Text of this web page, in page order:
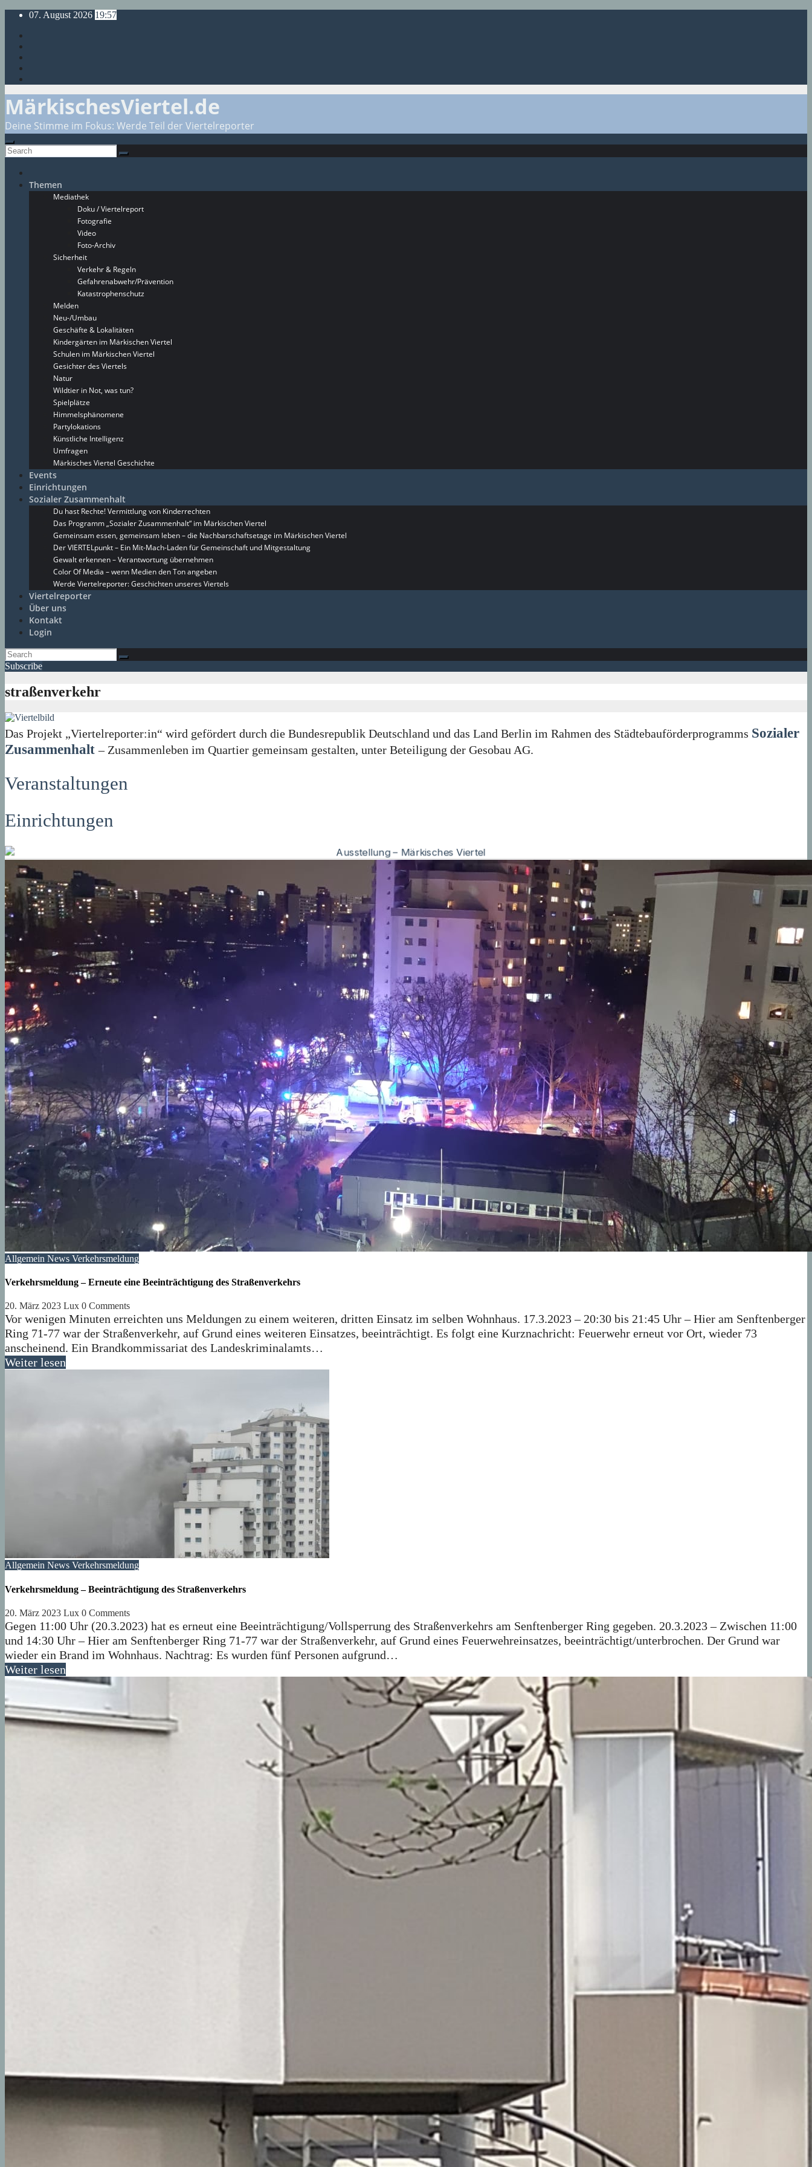
Skip
content
07. August 2026 19:57
MärkischesViertel.de
Deine Stimme im Fokus: Werde Teil der Viertelreporter
Themen
Mediathek
Doku / Viertelreport
Fotografie
Video
Foto-Archiv
Sicherheit
Verkehr & Regeln
Gefahrenabwehr/Prävention
Katastrophenschutz
Melden
Neu-/Umbau
Geschäfte & Lokalitäten
Kindergärten im Märkischen Viertel
Schulen im Märkischen Viertel
Gesichter des Viertels
Natur
Wildtier in Not, was tun?
Spielplätze
Himmelsphänomene
Partylokations
Künstliche Intelligenz
Umfragen
Märkisches Viertel Geschichte
Events
Einrichtungen
Sozialer Zusammenhalt
Du hast Rechte! Vermittlung von Kinderrechten
Das Programm „Sozialer Zusammenhalt“ im Märkischen Viertel
Gemeinsam essen, gemeinsam leben – die Nachbarschaftsetage im Märkischen Viertel
Der VIERTELpunkt – Ein Mit-Mach-Laden für Gemeinschaft und Mitgestaltung
Gewalt erkennen – Verantwortung übernehmen
Color Of Media – wenn Medien den Ton angeben
Werde Viertelreporter: Geschichten unseres Viertels
Viertelreporter
Über uns
Kontakt
Login
Subscribe
straßenverkehr
Das Projekt „Viertelreporter:in“ wird gefördert durch die Bundesrepublik Deutschland und das Land Berlin im Rahmen des Städtebauförderprogramms Sozialer
Zusammenhalt – Zusammenleben im Quartier gemeinsam gestalten, unter Beteiligung der Gesobau AG.
Veranstaltungen
Einrichtungen
Allgemein News Verkehrsmeldung
Verkehrsmeldung – Erneute eine Beeinträchtigung des Straßenverkehrs
20. März 2023 Lux 0 Comments
Vor wenigen Minuten erreichten uns Meldungen zu einem weiteren, dritten Einsatz im selben Wohnhaus. 17.3.2023 – 20:30 bis 21:45 Uhr – Hier am Senftenberger
Ring 71-77 war der Straßenverkehr, auf Grund eines weiteren Einsatzes, beeinträchtigt. Es folgt eine Kurznachricht: Feuerwehr erneut vor Ort, wieder 73
anscheinend. Ein Brandkommissariat des Landeskriminalamts…
Weiter lesen
Allgemein News Verkehrsmeldung
Verkehrsmeldung – Beeinträchtigung des Straßenverkehrs
20. März 2023 Lux 0 Comments
Gegen 11:00 Uhr (20.3.2023) hat es erneut eine Beeinträchtigung/Vollsperrung des Straßenverkehrs am Senftenberger Ring gegeben. 20.3.2023 – Zwischen 11:00
und 14:30 Uhr – Hier am Senftenberger Ring 71-77 war der Straßenverkehr, auf Grund eines Feuerwehreinsatzes, beeinträchtigt/unterbrochen. Der Grund war
wieder ein Brand im Wohnhaus. Nachtrag: Es wurden fünf Personen aufgrund…
Weiter lesen